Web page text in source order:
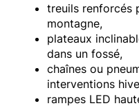
treuils renforcés
montagne,
plateaux
dans un fossé,
chaînes ou
interventions
rampes LED